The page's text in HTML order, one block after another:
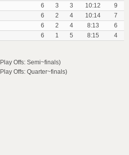
6 3 3 10:12
9
6 2 4 10:14
7
6 2 4 8:13
6
6 1 5 8:15 4
Offs: Semi~finals)
Offs: Quarter~finals)